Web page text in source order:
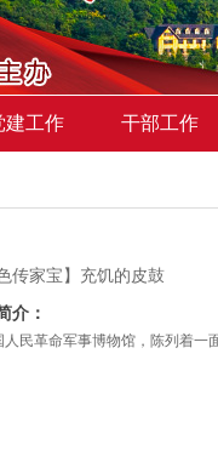
建工作 干部工作
传家宝】充饥的皮鼓
介：
人民革命军事博物馆，陈列着一